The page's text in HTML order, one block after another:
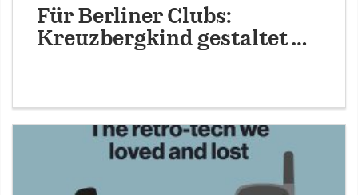
Für Berliner Clubs:
Kreuzbergkind gestaltet …